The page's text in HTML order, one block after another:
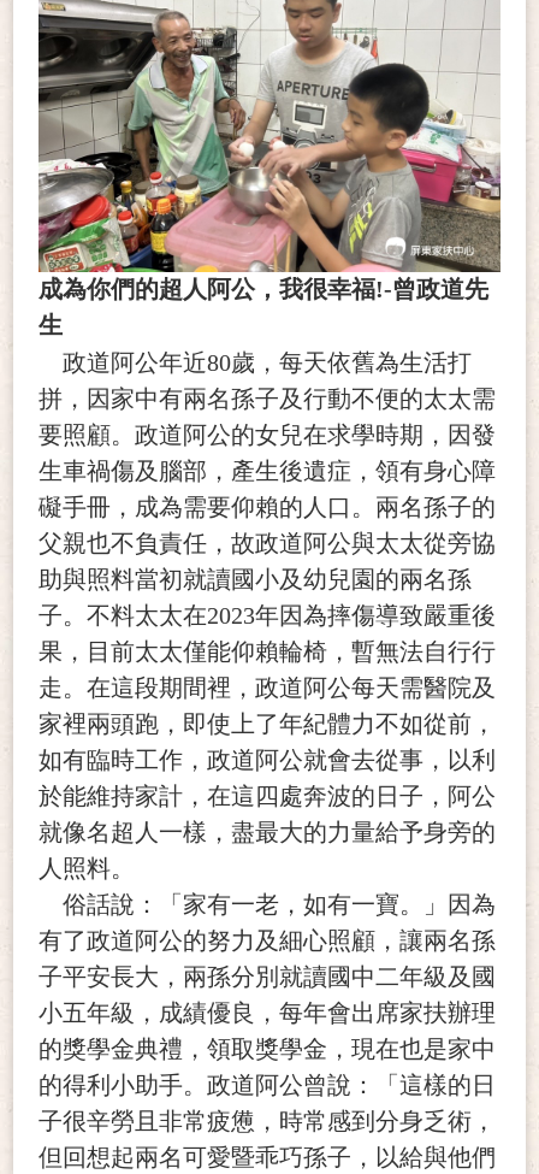
成為你們的超人阿公，我很幸福!-曾政道先
生
政道阿公年近80歲，每天依舊為生活打
拼，因家中有兩名孫子及行動不便的太太需
要照顧。政道阿公的女兒在求學時期，因發
生車禍傷及腦部，產生後遺症，領有身心障
礙手冊，成為需要仰賴的人口。兩名孫子的
父親也不負責任，故政道阿公與太太從旁協
助與照料當初就讀國小及幼兒園的兩名孫
子。不料太太在2023年因為摔傷導致嚴重後
果，目前太太僅能仰賴輪椅，暫無法自行行
走。在這段期間裡，政道阿公每天需醫院及
家裡兩頭跑，即使上了年紀體力不如從前，
如有臨時工作，政道阿公就會去從事，以利
於能維持家計，在這四處奔波的日子，阿公
就像名超人一樣，盡最大的力量給予身旁的
人照料。
俗話說：「家有一老，如有一寶。」因為
有了政道阿公的努力及細心照顧，讓兩名孫
子平安長大，兩孫分別就讀國中二年級及國
小五年級，成績優良，每年會出席家扶辦理
的獎學金典禮，領取獎學金，現在也是家中
的得利小助手。政道阿公曾說：「這樣的日
子很辛勞且非常疲憊，時常感到分身乏術，
但回想起兩名可愛暨乖巧孫子，以給與他們